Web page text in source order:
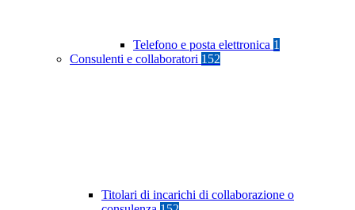
Telefono e posta elettronica 1
Consulenti e collaboratori 152
Titolari di incarichi di collaborazione o